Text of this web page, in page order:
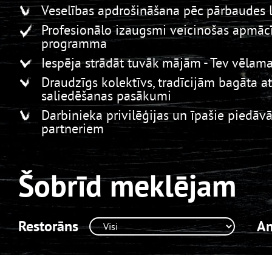
Veselības apdrošināšana pēc pārbaudes
Profesionālo izaugsmi veicinošas
programma
Iespēja strādāt tuvāk mājām - Tev
Draudzīgs kolektīvs, tradīcijām bagāta
saliedēšanas pasākumi
Darbinieka privilēģijas un īpašie
partneriem
Šobrīd meklējam
Restorāns